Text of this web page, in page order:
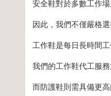
安全鞋對於多數工作
因此，我們不僅嚴格
工作鞋是每日長時間
我們的工作鞋代工服
而防護鞋則需具備更